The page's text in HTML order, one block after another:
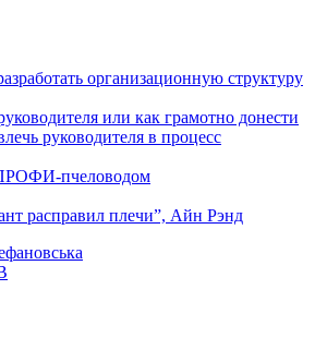
организационную структуру
или как грамотно донести
руководителя в процесс
пчеловодом
расправил плечи”, Айн Рэнд